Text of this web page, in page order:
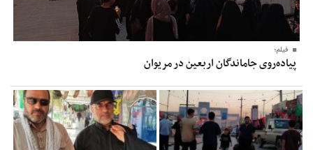
فیلم؛
پیاده‌روی جاماندگان اربعین در مریوان